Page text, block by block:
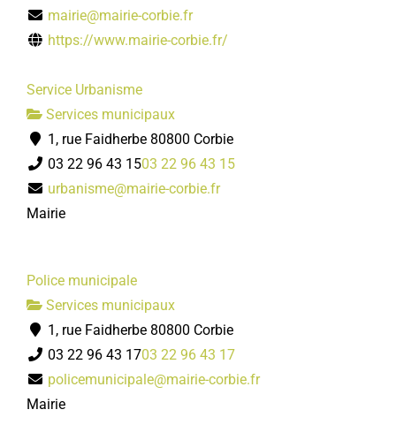
mairie@mairie-corbie.fr
https://www.mairie-corbie.fr/
Service Urbanisme
Services municipaux
1, rue Faidherbe 80800 Corbie
03 22 96 43 1503 22 96 43 15
urbanisme@mairie-corbie.fr
Mairie
Police municipale
Services municipaux
1, rue Faidherbe 80800 Corbie
03 22 96 43 1703 22 96 43 17
policemunicipale@mairie-corbie.fr
Mairie